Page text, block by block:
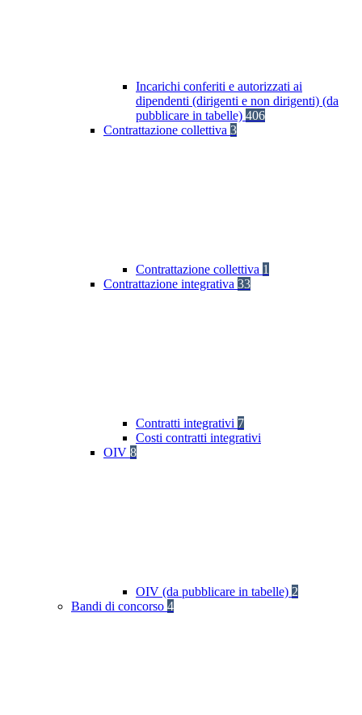
Incarichi conferiti e autorizzati ai
dipendenti (dirigenti e non dirigenti) (da
pubblicare in tabelle) 406
Contrattazione collettiva 3
Contrattazione collettiva 1
Contrattazione integrativa 33
Contratti integrativi 7
Costi contratti integrativi
OIV 8
OIV (da pubblicare in tabelle) 2
Bandi di concorso 4